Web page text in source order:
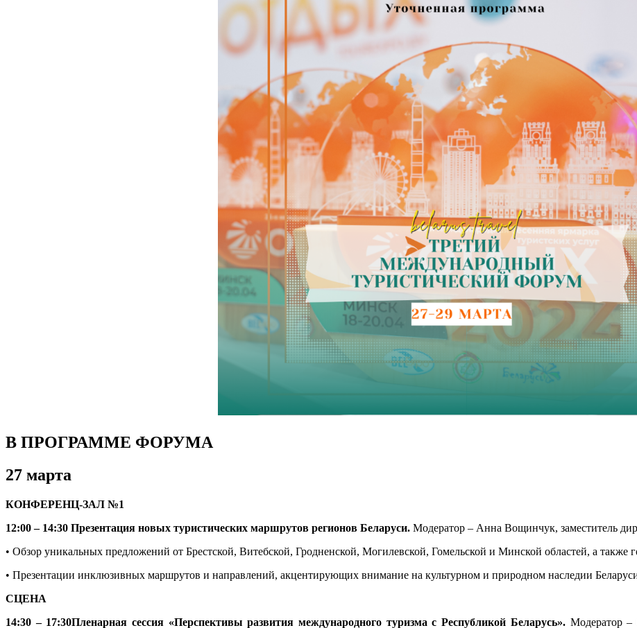
В ПРОГРАММЕ ФОРУМА
27 марта
КОНФЕРЕНЦ-ЗАЛ №1
12:00 – 14:30 Презентация новых туристических маршрутов регионов Беларуси. Модератор – Анна Вощинчук, заместитель
• Обзор уникальных предложений от Брестской, Витебской, Гродненской, Могилевской, Гомельской и Минской областей, а также
• Презентации инклюзивных маршрутов и направлений, акцентирующих внимание на культурном и природном наследии
СЦЕНА
14:30 – 17:30Пленарная сессия «Перспективы развития международного туризма c Республикой Беларусь».Модератор –